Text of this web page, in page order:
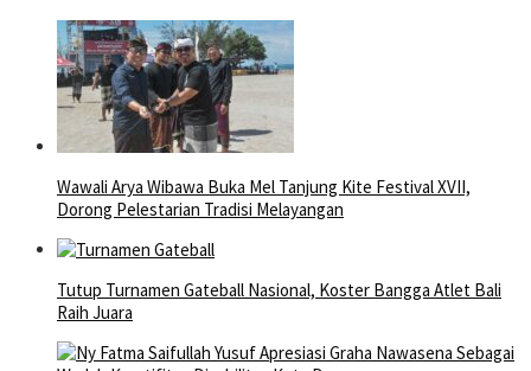
Wawali Arya Wibawa Buka Mel Tanjung Kite Festival XVII,
Dorong Pelestarian Tradisi Melayangan
Tutup Turnamen Gateball Nasional, Koster Bangga Atlet Bali
Raih Juara